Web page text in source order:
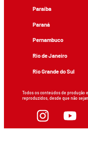
Paraíba
Paraná
Pernambuco
Rio de Janeiro
Rio Grande do Sul
Todos os conteúdos de produção
reproduzidos, desde que não